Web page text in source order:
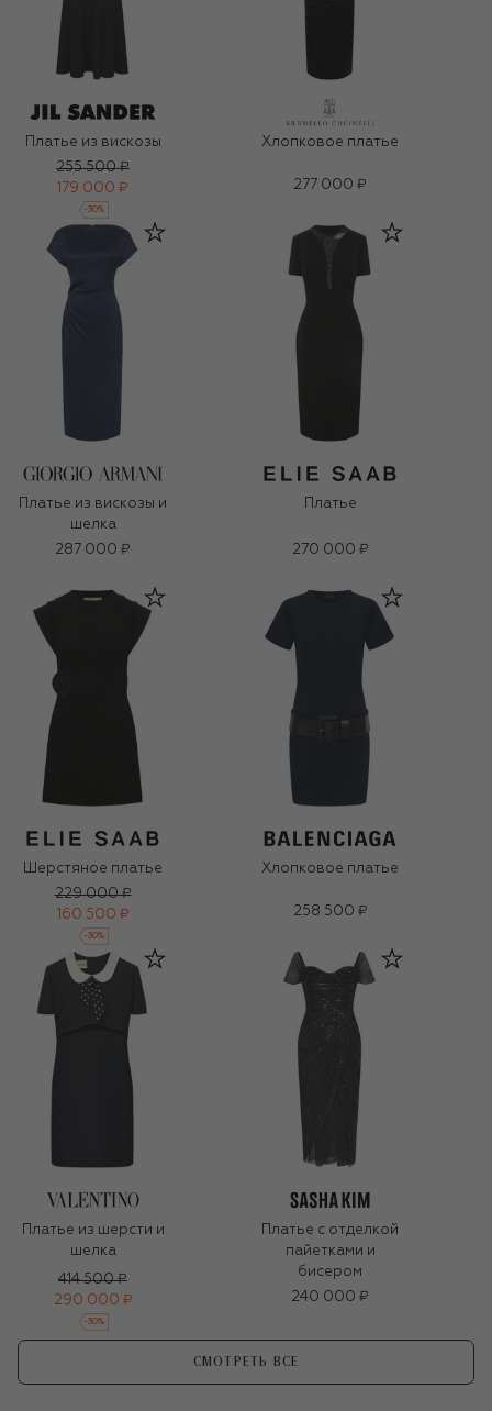
Платье из вискозы
255 500 ₽
179 000 ₽
-30%
Хлопковое платье
277 000 ₽
Платье из вискозы и
шелка
287 000 ₽
Платье
270 000 ₽
Шерстяное платье
229 000 ₽
160 500 ₽
-30%
Хлопковое платье
258 500 ₽
Платье из шерсти и
шелка
414 500 ₽
290 000 ₽
-30%
Платье с отделкой
пайетками и
бисером
240 000 ₽
СМОТРЕТЬ ВСЕ